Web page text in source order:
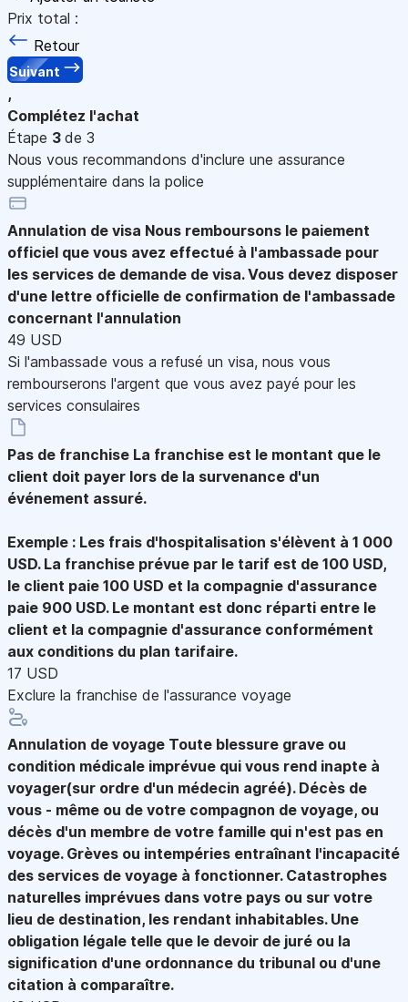
Prix total :
Retour
Suivant
,
Complétez l'achat
Étape 3 de 3
Nous vous recommandons d'inclure une assurance
supplémentaire dans la police
Annulation de visa Nous remboursons le paiement
officiel que vous avez effectué à l'ambassade pour
les services de demande de visa. Vous devez disposer
d'une lettre officielle de confirmation de l'ambassade
concernant l'annulation
49 USD
Si l'ambassade vous a refusé un visa, nous vous
rembourserons l'argent que vous avez payé pour les
services consulaires
Pas de franchise La franchise est le montant que le
client doit payer lors de la survenance d'un
événement assuré.
Exemple : Les frais d'hospitalisation s'élèvent à 1 000
USD. La franchise prévue par le tarif est de 100 USD,
le client paie 100 USD et la compagnie d'assurance
paie 900 USD. Le montant est donc réparti entre le
client et la compagnie d'assurance conformément
aux conditions du plan tarifaire.
17 USD
Exclure la franchise de l'assurance voyage
Annulation de voyage Toute blessure grave ou
condition médicale imprévue qui vous rend inapte à
voyager(sur ordre d'un médecin agréé). Décès de
vous - même ou de votre compagnon de voyage, ou
décès d'un membre de votre famille qui n'est pas en
voyage. Grèves ou intempéries entraînant l'incapacité
des services de voyage à fonctionner. Catastrophes
naturelles imprévues dans votre pays ou sur votre
lieu de destination, les rendant inhabitables. Une
obligation légale telle que le devoir de juré ou la
signification d'une ordonnance du tribunal ou d'une
citation à comparaître.